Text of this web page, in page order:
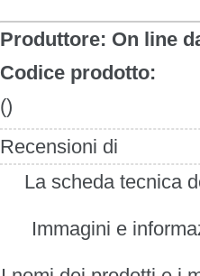
Produttore: On line
Codice prodotto:
()
Recensioni di
La scheda tecnica
Immagini e